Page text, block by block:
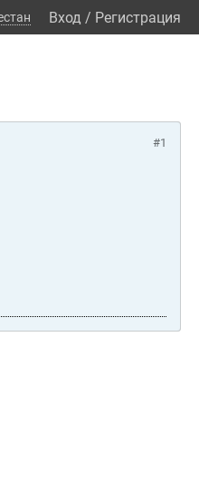
Вход / Регистрация
#1